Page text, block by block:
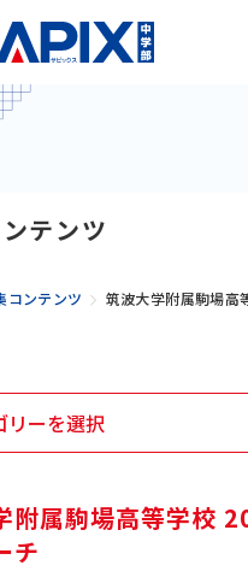
の方へ
実績
・帰国生
テンツ
コンテンツ
筑波大学附属駒場高
附属駒場高等学校
チ